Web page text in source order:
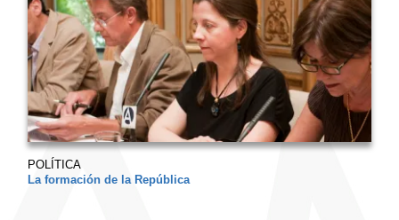
POLÍTICA
La formación de la República